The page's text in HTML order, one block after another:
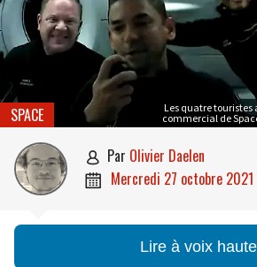
Les quatre
commercial de
SPACE
 par Olivier Daelen
 mercredi 27 octobre 2021
Lire à voix haute